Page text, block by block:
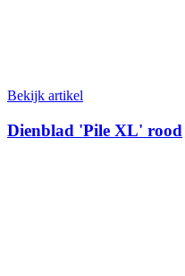
Bekijk artikel
Dienblad 'Pile XL' rood